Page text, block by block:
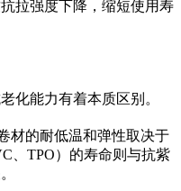
拉强度下降，缩短使用寿
化能力有着本质区别。
材的耐低温和弹性取决于
、TPO）的寿命则与抗紫